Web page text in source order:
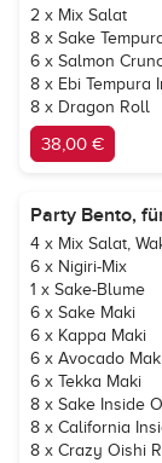
2 x Mix Salat
8 x Sake
6 x Salmon
8 x Ebi Tempura
8 x Dragon Roll
38,00 €
Party Bento,
4 x Mix Salat,
6 x Nigiri-Mix
1 x Sake-Blume
6 x Sake Maki
6 x Kappa Maki
6 x Avocado
6 x Tekka Maki
8 x Sake Inside
8 x California
8 x Crazy Oishi